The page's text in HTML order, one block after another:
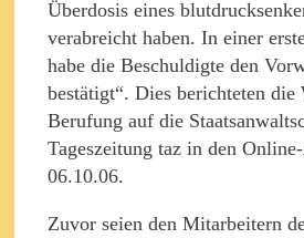
Überdosis eines
verabreicht haben. In einer
habe die Beschuldigte den
bestätigt“. Dies berichteten die
Berufung auf die
Tageszeitung taz in den
06.10.06.
Zuvor seien den Mitarbeitern